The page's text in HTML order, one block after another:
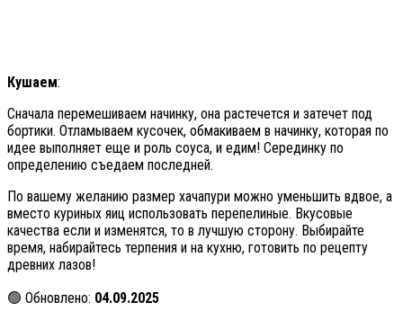
Кушаем:
Сначала перемешиваем начинку, она растечется и затечет под
бортики. Отламываем кусочек, обмакиваем в начинку, которая по
идее выполняет еще и роль соуса, и едим! Серединку по
определению съедаем последней.
По вашему желанию размер хачапури можно уменьшить вдвое, а
вместо куриных яиц использовать перепелиные. Вкусовые
качества если и изменятся, то в лучшую сторону. Выбирайте
время, набирайтесь терпения и на кухню, готовить по рецепту
древних лазов!
🟢 Обновлено: 04.09.2025